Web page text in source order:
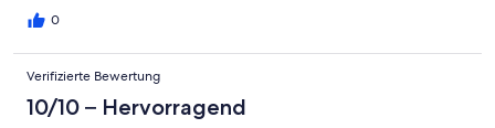
0
Verifizierte Bewertung
10/10 – Hervorragend